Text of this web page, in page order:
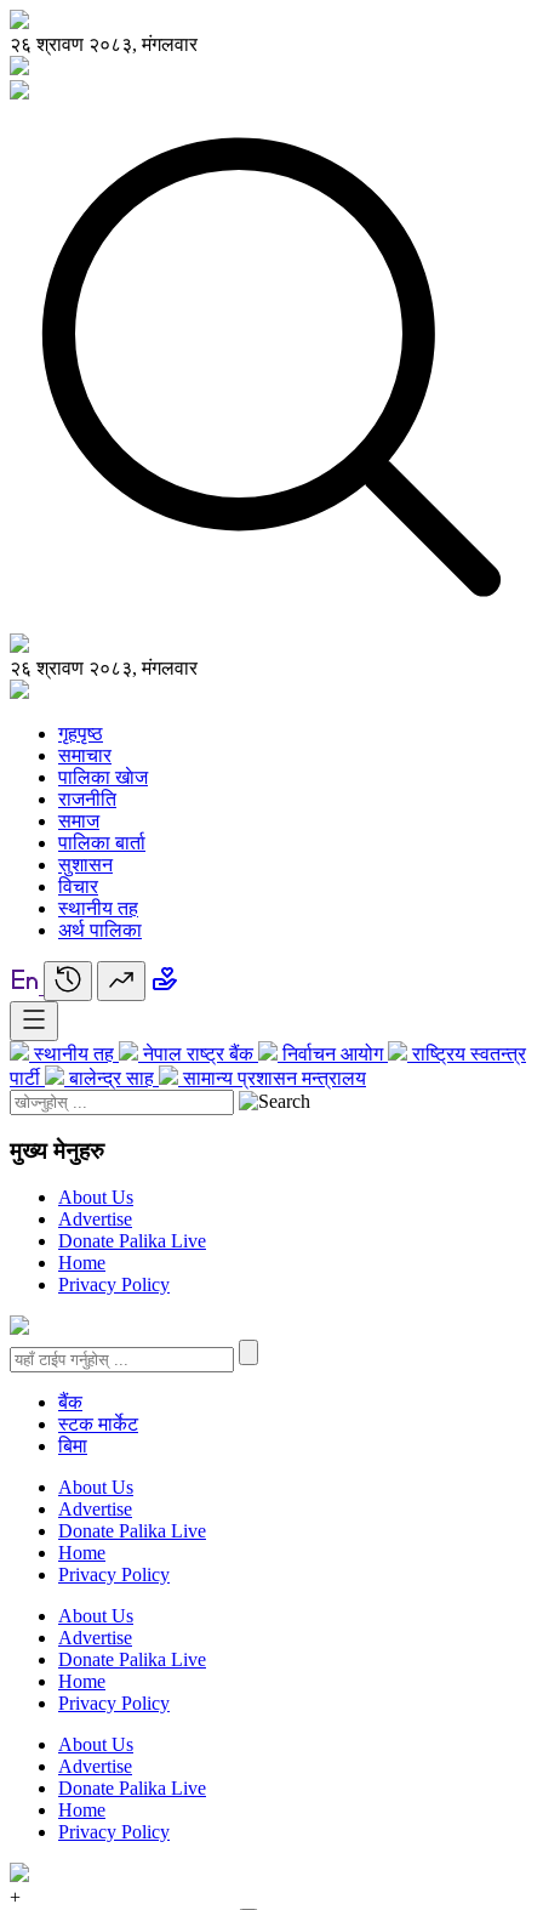
२६ श्रावण २०८३, मंगलवार
२६ श्रावण २०८३, मंगलवार
गृहपृष्ठ
समाचार
पालिका खाेज
राजनीति
समाज
पालिका बार्ता
सुशासन
विचार
स्थानीय तह
अर्थ पालिका
स्थानीय तह नेपाल राष्ट्र बैंक निर्वाचन आयोग
राष्ट्रिय स्वतन्त्र
पार्टी
बालेन्द्र साह सामान्य प्रशासन मन्त्रालय
मुख्य मेनुहरु
About Us
Advertise
Donate Palika Live
Home
Privacy Policy
बैंक
स्टक मार्केट
बिमा
About Us
Advertise
Donate Palika Live
Home
Privacy Policy
About Us
Advertise
Donate Palika Live
Home
Privacy Policy
About Us
Advertise
Donate Palika Live
Home
Privacy Policy
+